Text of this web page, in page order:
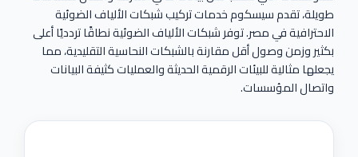
طويلة، تقدم سيسكوم خدمات تركيب شبكات الألياف الضوئية
الاحترافية في مصر. توفر شبكات الألياف الضوئية نطاقًا تردديًا أعلى
بكثير وزمن وصول أقل مقارنة بالشبكات النحاسية التقليدية، مما
يجعلها مثالية للبيئات الرقمية الحديثة والعمليات كثيفة البيانات
واتصال المؤسسات.